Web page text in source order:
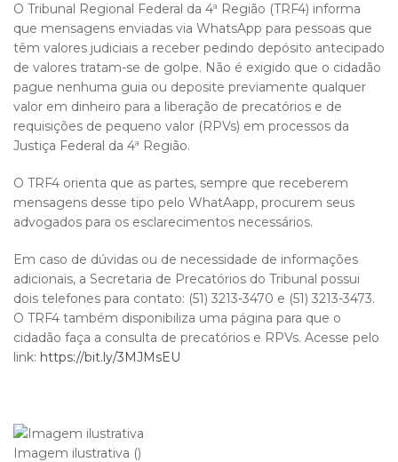
O Tribunal Regional Federal da 4ª Região (TRF4) informa
que mensagens enviadas via WhatsApp para pessoas que
têm valores judiciais a receber pedindo depósito antecipado
de valores tratam-se de golpe. Não é exigido que o cidadão
pague nenhuma guia ou deposite previamente qualquer
valor em dinheiro para a liberação de precatórios e de
requisições de pequeno valor (RPVs) em processos da
Justiça Federal da 4ª Região.
O TRF4 orienta que as partes, sempre que receberem
mensagens desse tipo pelo WhatAapp, procurem seus
advogados para os esclarecimentos necessários.
Em caso de dúvidas ou de necessidade de informações
adicionais, a Secretaria de Precatórios do Tribunal possui
dois telefones para contato: (51) 3213-3470 e (51) 3213-3473.
O TRF4 também disponibiliza uma página para que o
cidadão faça a consulta de precatórios e RPVs. Acesse pelo
link: https://bit.ly/3MJMsEU
Imagem ilustrativa ()